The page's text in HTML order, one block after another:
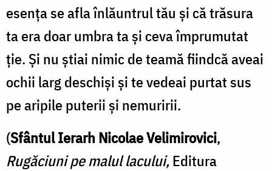
esenţa se afla înlăuntrul tău şi că trăsura
ta era doar umbra ta şi ceva împrumutat
ţie. Şi nu ştiai nimic de teamă fiindcă aveai
ochii larg deschişi şi te vedeai purtat sus
pe aripile puterii şi nemuririi.
(Sfântul Ierarh Nicolae Velimirovici,
Rugăciuni pe malul lacului,Editura